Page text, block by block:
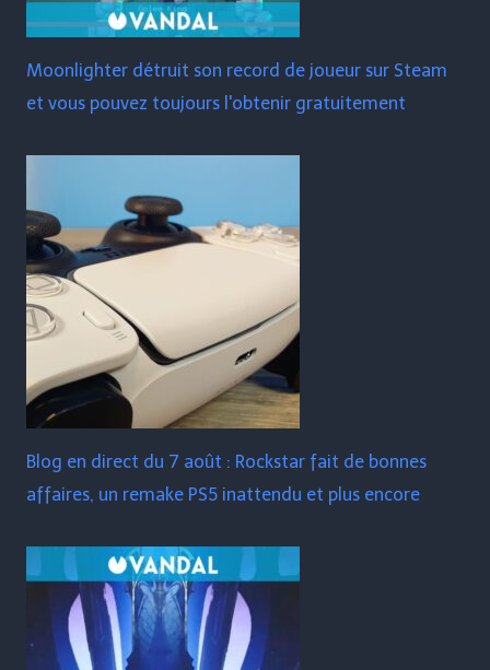
Moonlighter détruit son record de joueur sur Steam
et vous pouvez toujours l'obtenir gratuitement
Blog en direct du 7 août : Rockstar fait de bonnes
affaires, un remake PS5 inattendu et plus encore